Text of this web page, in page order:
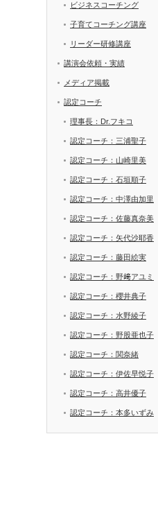
ビジネスコーチング
子育てコーチング講座
リーダー研修講座
講演会依頼・実績
メディア掲載
認定コーチ
理事長：Dr.フキコ
認定コーチ：三浦聖子
認定コーチ：山崎里美
認定コーチ：石垣順子
認定コーチ：中澤由加里
認定コーチ：佐藤真奈美
認定コーチ：矢代沙耶香
認定コーチ：藤田絵実
認定コーチ：野﨑アユミ
認定コーチ：櫻井典子
認定コーチ：水野綾子
認定コーチ：野股亜也子
認定コーチ：関奈緒
認定コーチ：伊佐早悦子
認定コーチ：高井優子
認定コーチ：本多いずみ